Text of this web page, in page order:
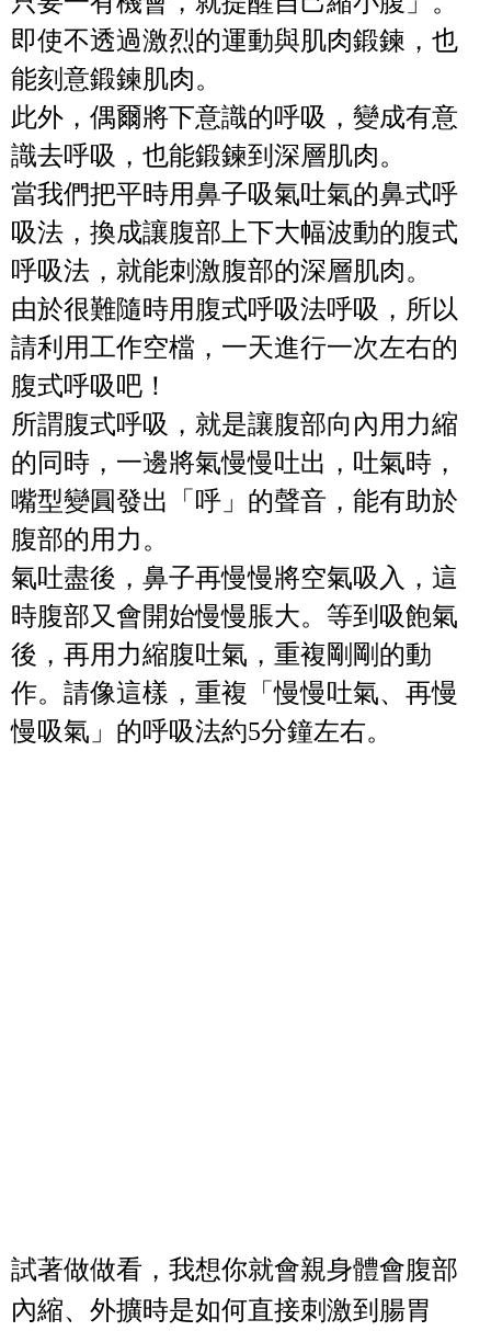
即使不透過激烈的運動與肌肉鍛鍊，也
能刻意鍛鍊肌肉。
此外，偶爾將下意識的呼吸，變成有意
識去呼吸，也能鍛鍊到深層肌肉。
當我們把平時用鼻子吸氣吐氣的鼻式呼
吸法，換成讓腹部上下大幅波動的腹式
呼吸法，就能刺激腹部的深層肌肉。
由於很難隨時用腹式呼吸法呼吸，所以
請利用工作空檔，一天進行一次左右的
腹式呼吸吧！
所謂腹式呼吸，就是讓腹部向內用力縮
的同時，一邊將氣慢慢吐出，吐氣時，
嘴型變圓發出「呼」的聲音，能有助於
腹部的用力。
氣吐盡後，鼻子再慢慢將空氣吸入，這
時腹部又會開始慢慢脹大。等到吸飽氣
後，再用力縮腹吐氣，重複剛剛的動
作。請像這樣，重複「慢慢吐氣、再慢
慢吸氣」的呼吸法約5分鐘左右。
試著做做看，我想你就會親身體會腹部
內縮、外擴時是如何直接刺激到腸胃